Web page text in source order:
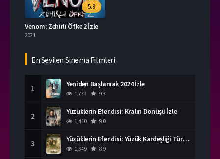
5.9
Venom: Zehirli Öfke 2 İzle
2021
En Sevilen Sinema Filmleri
1 Yeniden Başlamak 2024 İzle
1,732 9.3
2 Yüzüklerin Efendisi: Kralın Dönüşü İzle
1,440 9.0
3 Yüzüklerin Efendisi: Yüzük Kardeşliği Türkçe Dublaj İzle
1,349 8.9